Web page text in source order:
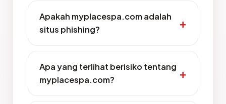
Apakah myplacespa.com adalah
situs phishing?
Apa yang terlihat berisiko tentang
myplacespa.com?